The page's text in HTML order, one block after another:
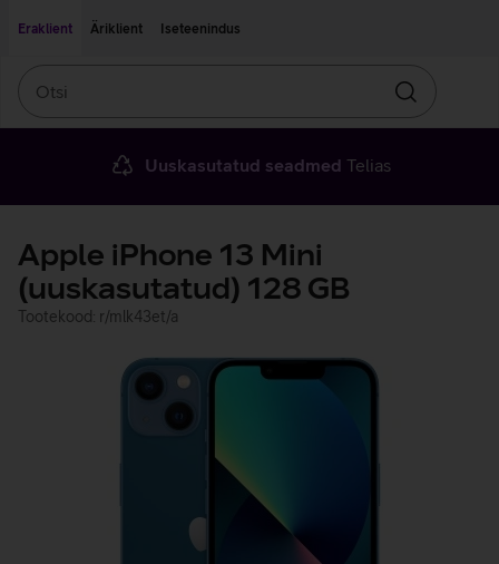
Eraklient
Äriklient Iseteenindus
Otsin
Uuskasutatud seadmed Telias
Apple iPhone 13 Mini
(uuskasutatud) 128 GB
Tootekood: r/mlk43et/a